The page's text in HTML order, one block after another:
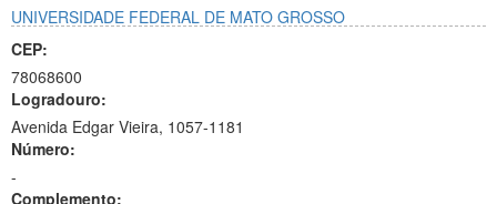
UNIVERSIDADE FEDERAL DE MATO GROSSO
CEP:
78068600
Logradouro:
Avenida Edgar Vieira, 1057-1181
Número:
-
Complemento: